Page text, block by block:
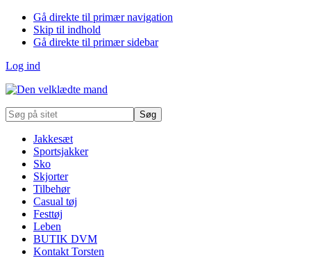
Gå direkte til primær navigation
Skip til indhold
Gå direkte til primær sidebar
Log ind
Søg
på
Jakkesæt
Sportsjakker
Sko
Skjorter
Tilbehør
Casual tøj
Festtøj
Leben
BUTIK DVM
Kontakt Torsten